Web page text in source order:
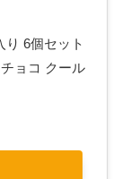
り 6個セット
ョコ クール